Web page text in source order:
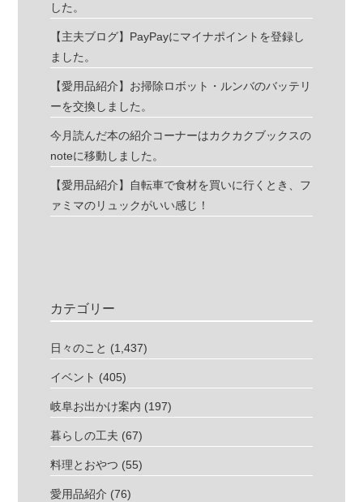
した。
【主夫ブログ】PayPayにマイナポイントを登録し
ました。
【愛用品紹介】お掃除ロボット・ルンバのバッテリ
ーを交換しました。
今月読んだ本の紹介コーナーはカクカクブックスの
noteに移動しました。
【愛用品紹介】自転車で食材を買いに行くとき、フ
ァミマのリュックがいい感じ！
カテゴリー
日々のこと (1,437)
イベント (405)
岐阜お出かけ案内 (197)
暮らしの工夫 (67)
料理とおやつ (55)
愛用品紹介 (76)